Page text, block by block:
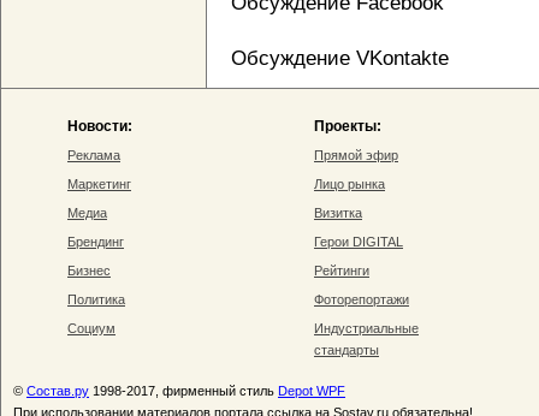
Обсуждение VKontakte
Новости:
Реклама
Маркетинг
Медиа
Брендинг
Бизнес
Политика
Социум
Проекты:
Прямой эфир
Лицо рынка
Визитка
Герои DIGITAL
Рейтинги
Фоторепортажи
Индустриальные
стандарты
© Состав.ру 1998-2017, фирменный стиль Depot WPF
При использовании материалов портала ссылка на Sostav.ru обязательна!